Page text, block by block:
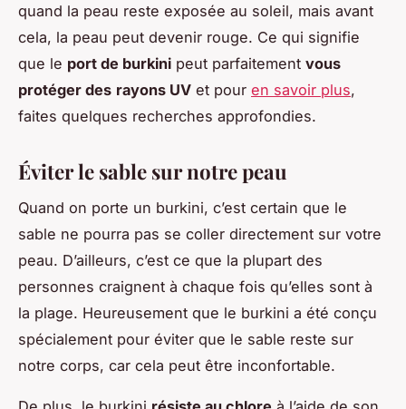
quand la peau reste exposée au soleil, mais avant
cela, la peau peut devenir rouge. Ce qui signifie
que le port de burkini peut parfaitement vous
protéger des rayons UV et pour en savoir plus,
faites quelques recherches approfondies.
Éviter le sable sur notre peau
Quand on porte un burkini, c’est certain que le
sable ne pourra pas se coller directement sur votre
peau. D’ailleurs, c’est ce que la plupart des
personnes craignent à chaque fois qu’elles sont à
la plage. Heureusement que le burkini a été conçu
spécialement pour éviter que le sable reste sur
notre corps, car cela peut être inconfortable.